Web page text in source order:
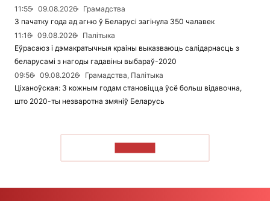
11:55
09.08.2026
Грамадства
З пачатку года ад агню ў Беларусі загінула 350 чалавек
11:16
09.08.2026
Палітыка
Еўрасаюз і дэмакратычныя краіны выказваюць салідарнасць з
беларусамі з нагоды гадавіны выбараў-2020
09:56
09.08.2026
Грамадства, Палітыка
Ціханоўская: З кожным годам становіцца ўсё больш відавочна,
што 2020-ты незваротна змяніў Беларусь